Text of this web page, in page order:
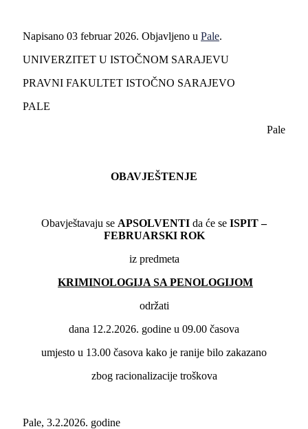
Napisano 03 februar 2026. Objavljeno u Pale.
UNIVERZITET U ISTOČNOM SARAJEVU
PRAVNI FAKULTET ISTOČNO SARAJEVO
PALE
Pale
OBAVJEŠTENJE
Obavještavaju se APSOLVENTI da će se ISPIT –
FEBRUARSKI ROK
iz predmeta
KRIMINOLOGIJA SA PENOLOGIJOM
održati
dana 12.2.2026. godine u 09.00 časova
umjesto u 13.00 časova kako je ranije bilo zakazano
zbog racionalizacije troškova
Pale, 3.2.2026. godine